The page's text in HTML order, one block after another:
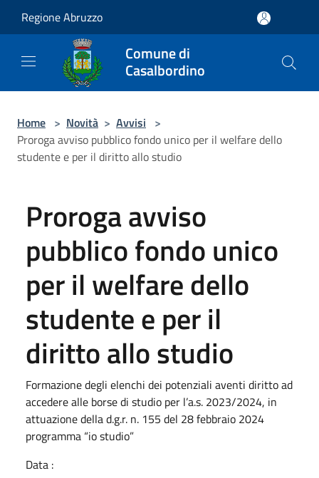
Regione Abruzzo
Comune di
Casalbordino
Home > Novità > Avvisi >
Proroga avviso pubblico fondo unico per il welfare dello
studente e per il diritto allo studio
Proroga avviso
pubblico fondo unico
per il welfare dello
studente e per il
diritto allo studio
Formazione degli elenchi dei potenziali aventi diritto ad
accedere alle borse di studio per l’a.s. 2023/2024, in
attuazione della d.g.r. n. 155 del 28 febbraio 2024
programma “io studio”
Data :